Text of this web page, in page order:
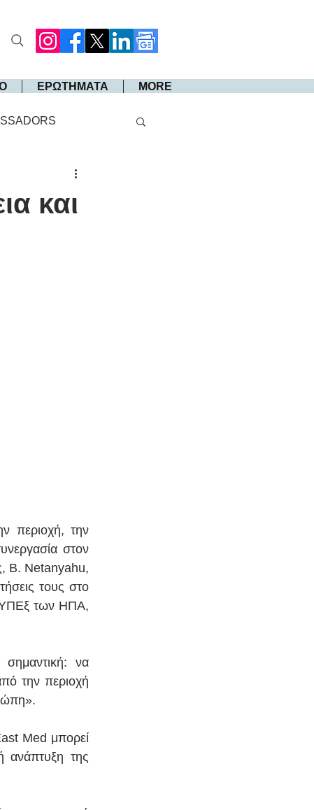
ΕΡΩΤΗΜΑΤΑ MORE
και
περιοχή, την
στον
B. Netanyahu,
τους στο
ΥΠΕξ των ΗΠΑ,
να
την περιοχή
Med μπορεί
ανάπτυξη της